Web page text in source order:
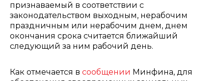
признаваемый в соответствии с
законодательством выходным, нерабочим
праздничным или нерабочим днем, днем
окончания срока считается ближайший
следующий за ним рабочий день.
Как отмечается в сообщении Минфина, для